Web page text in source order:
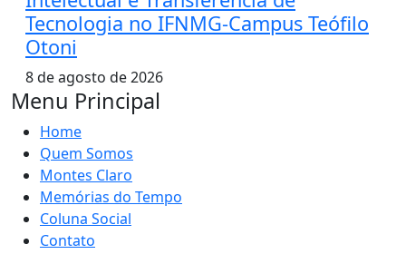
Tecnologia no IFNMG-Campus Teófilo
Otoni
8 de agosto de 2026
Menu Principal
Home
Quem Somos
Montes Claro
Memórias do Tempo
Coluna Social
Contato